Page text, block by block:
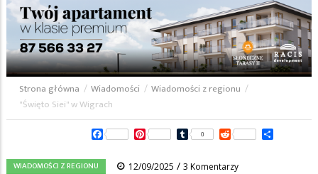
Ścieżka
nawigacyjna
Strona główna / Wiadomości / Wiadomości z regionu /
"Święto Siei" w Wigrach
FacebookPinterestTumblr
0 Reddit
WIADOMOŚCI Z REGIONU 12/09/2025 / 3 Komentarzy